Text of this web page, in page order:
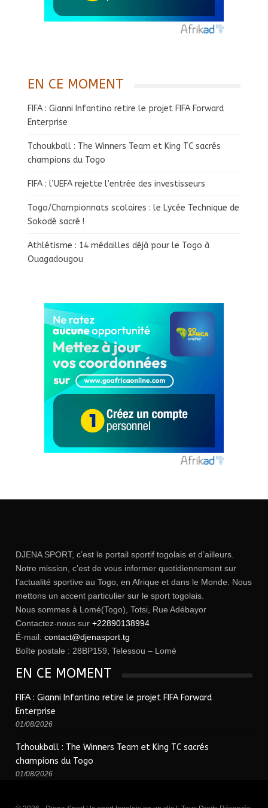
EN CE MOMENT
FIFA : Gianni Infantino retire le projet FIFA Forward
Enterprise
Tchoukball : The Winners Team et King TC sacrés
champions du Togo
FIFA : l’UEFA rejette l’entrée des investisseurs
Togo/Championnats scolaires : le Lycée Technique de
Sokodé sacré !
Athlétisme : 14 médailles déjà pour le Togo à
Ouagadougou
DJENA SPORT, c’est le portail sportif togolais et d’ailleurs.
Notre mission, c’est de vous informer quotidiennement sur
l’actualité sportive au Togo, en Afrique et dans le Monde. Nous
mettons un accent particulier sur le sport togolais.
Nous sommes à Lomé(Togo), Totsi, Rue Adébayor
Contactez-nous sur +22890138994
É-mail: contact@djenasport.tg
Boîte postale : 28BP159, Telessou – Lomé
EN CE MOMENT
FIFA : Gianni Infantino retire le projet FIFA Forward
Enterprise
01/08/2026
Tchoukball : The Winners Team et King TC sacrés
champions du Togo
01/08/2026